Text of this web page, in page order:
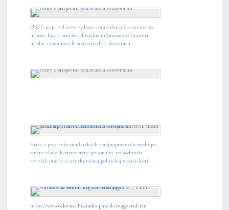
ÚSŽZ pripravil nové vydanie spravodajcu Slovensko bez
hraníc, ktorý prináša aktuálne informácie o činnosti
úradu, významných udalostiach a aktivitách...
Kríza a prestavba maďarských verejnoprávnych médií po
zmene vlády: kontroverzné personálne rozhodnutia
vyvolali otázky o ich skutočnej politickej nezávislosti....
https://www.oslovma.hu/index.php/sk/magyarul/171-